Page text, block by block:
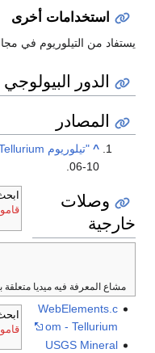
استخدامات أخرى
يستفاد من التيلوريوم في
الدور البيولوجي
المصادر
^ "تيلوريوم Tellurium"
06-10
.
وصلات
خارجية
مشاع المعرفة فيه ميديا
WebElements.c
om - Tellurium
USGS Mineral